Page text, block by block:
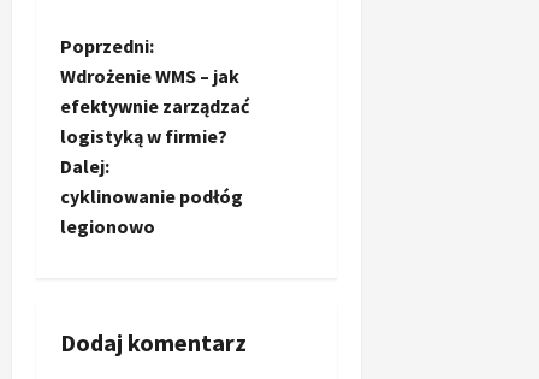
Z
o
b
a
w
Poprzedni:
Wdrożenie WMS – jak
efektywnie zarządzać
logistyką w firmie?
Dalej:
cyklinowanie podłóg
legionowo
Dodaj komentarz